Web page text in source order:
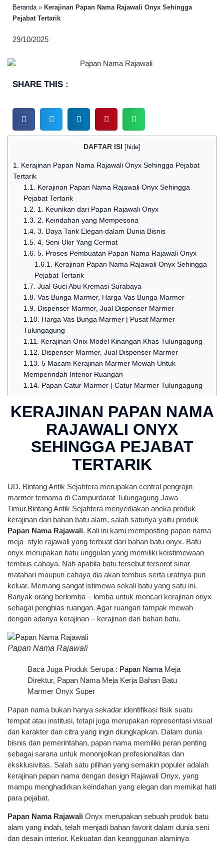
Beranda » Kerajinan Papan Nama Rajawali Onyx Sehingga
Pejabat Tertarik
29/10/2025
SHARE THIS :
DAFTAR ISI [hide]
1.
Kerajinan Papan Nama Rajawali Onyx Sehingga Pejabat
Tertarik
1.1.
Kerajinan Papan Nama Rajawali Onyx Sehingga
Pejabat Tertarik
1.2.
1. Keunikan dari Papan Rajawali Onyx
1.3.
2. Keindahan yang Mempesona
1.4. 3. Daya Tarik Elegan dalam Dunia Bisnis
1.5. 4. Seni Ukir Yang Cermat
1.6. 5. Proses Pembuatan Papan Nama Rajawali Onyx
1.6.1.
Kerajinan Papan Nama Rajawali Onyx Sehingga
Pejabat Tertarik
1.7. Jual Guci Abu Kremasi Surabaya
1.8. Vas Bunga Marmer, Harga Vas Bunga Marmer
1.9. Dispenser Marmer, Jual Dispenser Marmer
1.10. Harga Vas Bunga Marmer | Pusat Marmer
Tulungagung
1.11.
Kerajinan Onix Model Kinangan Khas Tulungagung
1.12.
Dispenser Marmer, Jual Dispenser Marmer
1.13. 5 Macam Kerajinan Marmer Mewah Untuk
Memperindah Interior Ruangan
1.14. Papan Catur Marmer | Catur Marmer Tulungagung
KERAJINAN PAPAN NAMA
RAJAWALI ONYX
SEHINGGA PEJABAT
TERTARIK
UD. Bintang Antik Sejahtera merupakan central pengrajin
marmer ternama di Campurdarat Tulungagung Jawa
Timur.Bintang Antik Sejahtera menyediakan aneka produk
kerajinan dari bahan batu alam, salah satunya yaitu produk
Papan Nama Rajawali. Kali ini kami memposting papan nama
meja style rajawali yang terbuat dari bahan batu onyx. Batu
onyx merupakan batu unggulan yang memiliki keistimewaan
tembus cahaya. Nah apabila batu tersebut tersorot sinar
matahari maupun cahaya dia akan tembus serta uratnya pun
keluar. Memang sangat istimewa sekali batu yang satu ini.
Banyak orang berlomba – lomba untuk mencari kerajinan onyx
sebagai penghias ruangan. Agar ruangan tampak mewah
dengan adanya kerajinan – kerajinan dari bahan batu.
Papan Nama Rajawali
Baca Juga Produk Serupa : Papan Nama Meja
Direktur, Papan Nama Meja Kerja Bahan Batu
Marmer Onyx Super
Papan nama bukan hanya sekadar identifikasi fisik suatu
tempat atau institusi, tetapi juga merupakan representasi visual
dari karakter dan citra yang ingin diungkapkan. Dalam dunia
bisnis dan pemerintahan, papan nama memiliki peran penting
sebagai sarana untuk menonjolkan profesionalitas dan
eksklusivitas. Salah satu pilihan yang semakin populer adalah
kerajinan papan nama dengan design Rajawali Onyx, yang
mampu menghadirkan keindahan yang elegan dan memikat hati
para pejabat.
Papan Nama Rajawali Onyx merupakan sebuah produk batu
alam yang indah, telah menjadi bahan favorit dalam dunia seni
dan desain interior. Kekuatan dan keanggunan alaminya